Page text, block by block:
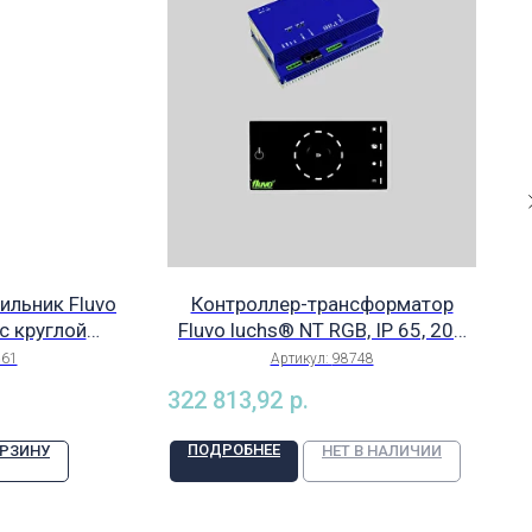
Fluvo
круглой
люмен,
и
арт.
Контроллер-трансформатор
Fluvo luchs® NT RGB, IP 65, 200
Вт, арт. 98748
Артикул: 98748
322 813,92 р.
ПОДРОБНЕЕ НЕТ В НАЛИЧИИ